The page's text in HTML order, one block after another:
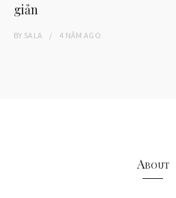
giản
BY SALA 4 NĂM AGO
About